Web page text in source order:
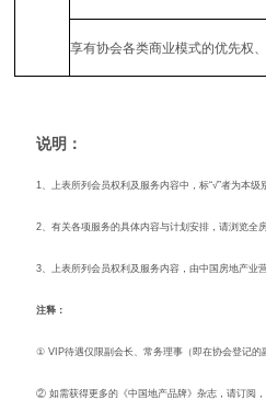
享有协会各类商业模式的优先权
说明：
1、上表所列会员权利及服务内容中，标“√”者为本级
2、有关各项服务的具体内容与计划安排，请浏览全
3、上表所列会员权利及服务内容，由中国房地产业
注释：
① VIP待遇仅限副会长、常务理事（即在协会登记的
② 如需获得更多的《中国地产品牌》杂志，请订阅